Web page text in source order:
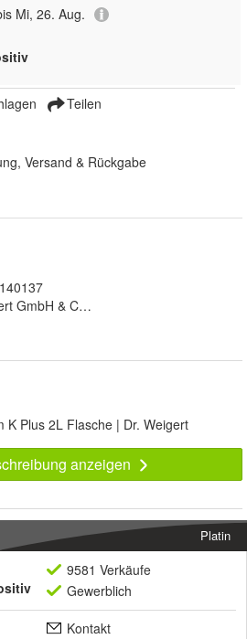
Mi, 26. Aug.
Teilen
Versand & Rückgabe
GmbH & Co. KG
K Plus 2L Flasche | Dr. Weigert
anzeigen
Platin
9581 Verkäufe
Gewerblich
Kontakt